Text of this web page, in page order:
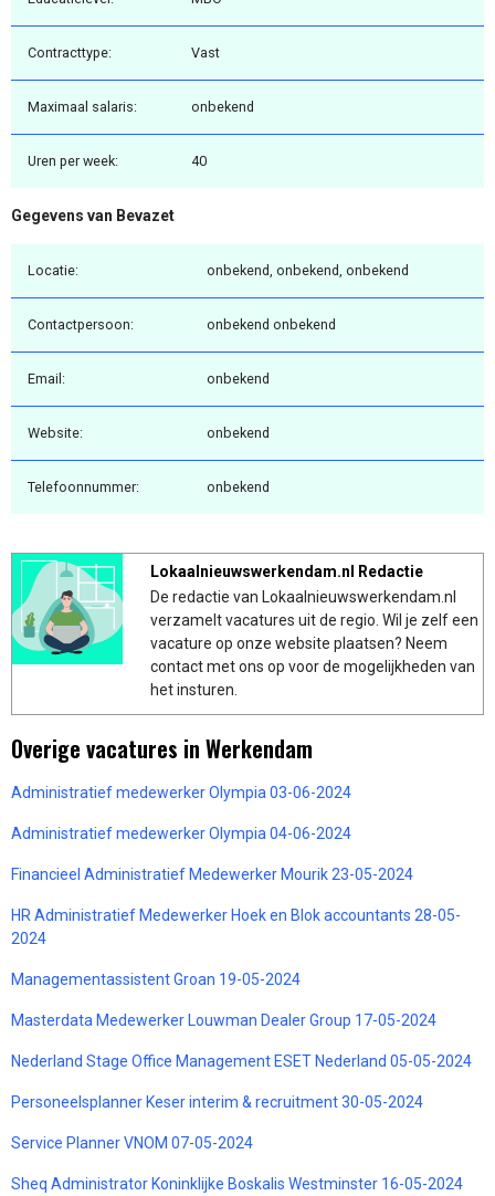
Contracttype: Vast
Maximaal salaris: onbekend
Uren per week: 40
Gegevens van Bevazet
Locatie: onbekend, onbekend, onbekend
Contactpersoon: onbekend onbekend
Email: onbekend
Website: onbekend
Telefoonnummer: onbekend
Lokaalnieuwswerkendam.nl Redactie
De redactie van Lokaalnieuwswerkendam.nl
verzamelt vacatures uit de regio. Wil je zelf een
vacature op onze website plaatsen? Neem
contact met ons op voor de mogelijkheden van
het insturen.
Overige vacatures in Werkendam
Administratief medewerker Olympia 03-06-2024
Administratief medewerker Olympia 04-06-2024
Financieel Administratief Medewerker Mourik 23-05-2024
HR Administratief Medewerker Hoek en Blok accountants 28-05-
2024
Managementassistent Groan 19-05-2024
Masterdata Medewerker Louwman Dealer Group 17-05-2024
Nederland Stage Office Management ESET Nederland 05-05-2024
Personeelsplanner Keser interim & recruitment 30-05-2024
Service Planner VNOM 07-05-2024
Sheq Administrator Koninklijke Boskalis Westminster 16-05-2024